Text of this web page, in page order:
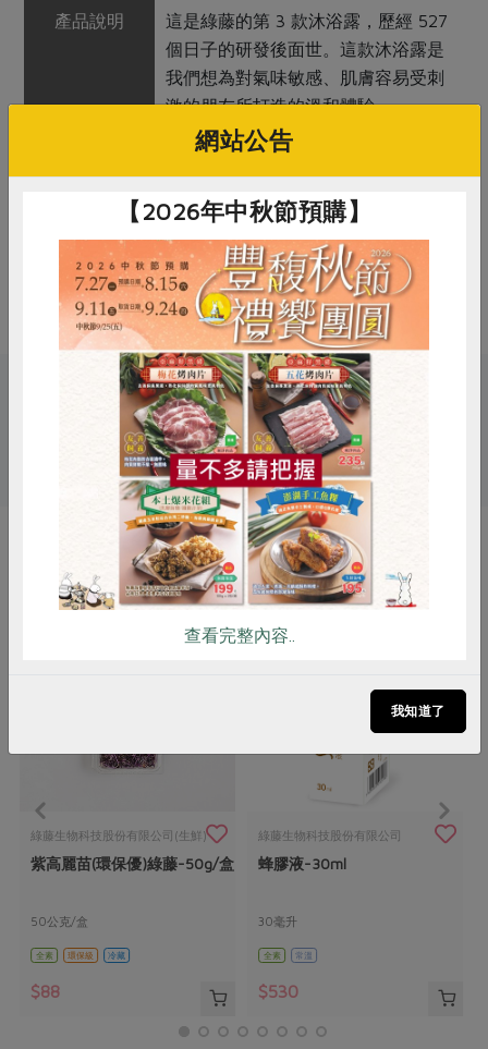
產品說明
這是綠藤的第 3 款沐浴露，歷經 527
個日子的研發後面世。這款沐浴露是
我們想為對氣味敏感、肌膚容易受刺
激的朋友所打造的溫和體驗。
用法: 取適量沐浴露在手心，加一點
沖洗乾淨。
注意事項
外用；使用時如有異況，請您暫停使
用。
關鍵字
# 綠藤 # 沐浴乳
你可能有興趣的產品
綠藤生物科技股份有限公司(生鮮)
紫高麗苗(環保優)綠藤-50g/盒
50公克/盒
全素 環保級 冷藏
$88
綠藤生物科技股份有限公司
蜂膠液-30ml
30毫升
全素 常溫
$530
RPET 食譜 減硝酸鹽
雞蛋 食安 共同購買
網站公告
【2026年中秋節預購】
查看完整內容..
我知道了